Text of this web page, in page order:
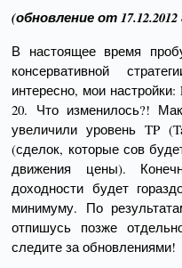
(обновление от
В настоящее время
консервативной
интересно, мои
20. Что изменилось?!
увеличили уровень TP
(сделок, которые сов
движения цены).
доходности будет
минимуму. По
отпишусь позже
следите за обновлениями!